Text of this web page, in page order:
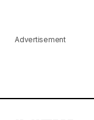
Advertisement